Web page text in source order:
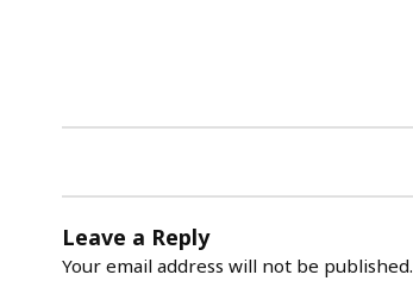
Leave a Reply
Your email address will not be published.